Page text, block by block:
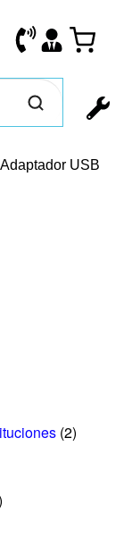
Adaptador USB
(2)